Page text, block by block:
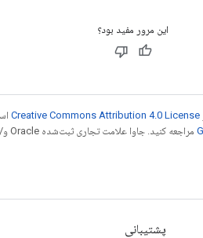
این مرور مفید بود؟
Creative Commons Attribution 4.0 License
مراجعه کنید. جاوا علامت تجاری ثبت‌شده Oracle و/یا شرکت‌های وابسته به آن است.
پشتیبانی